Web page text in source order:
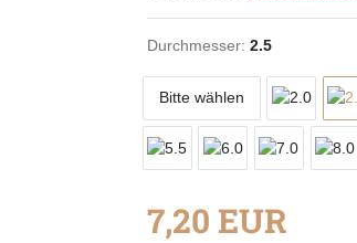
Durchmesser: 2.5
Bitte wählen
7,20 EUR